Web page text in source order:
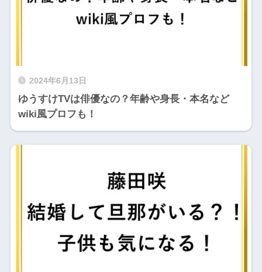
2024年6月13日
ゆうすけTVは俳優なの？年齢や身長・本名など
wiki風プロフも！